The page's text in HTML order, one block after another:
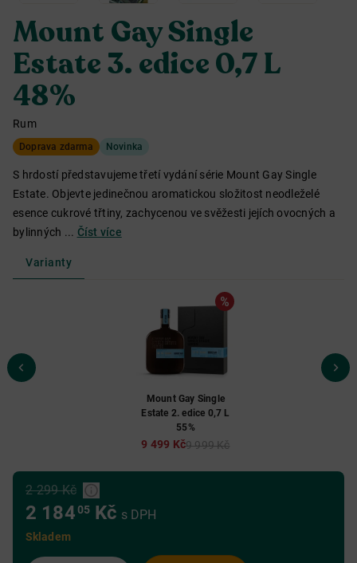
Mount Gay Single
Estate 3. edice 0,7 L
48%
Rum
Doprava zdarma Novinka
S hrdostí představujeme třetí vydání série Mount Gay Single
Estate. Objevte jedinečnou aromatickou složitost neodleželé
esence cukrové třtiny, zachycenou ve svěžesti jejích ovocných a
bylinných ... Číst více
Varianty
Mount Gay Single
Estate 2. edice 0,7 L
55%
9 499 Kč9 999 Kč
2 299 Kč
2 18405 Kč s DPH
Skladem